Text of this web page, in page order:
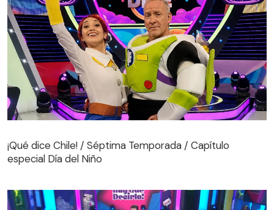
especial Día del Niño
¡Qué dice Chile! / Séptima Temporada / Capítulo
especial Día del Niño